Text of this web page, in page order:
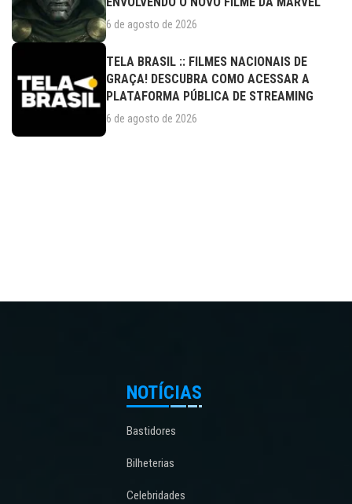
6 de agosto de 2026
TELA BRASIL :: FILMES NACIONAIS DE
GRAÇA! DESCUBRA COMO ACESSAR A
PLATAFORMA PÚBLICA DE STREAMING
6 de agosto de 2026
NOTÍCIAS
Bastidores
Bilheterias
Celebridades